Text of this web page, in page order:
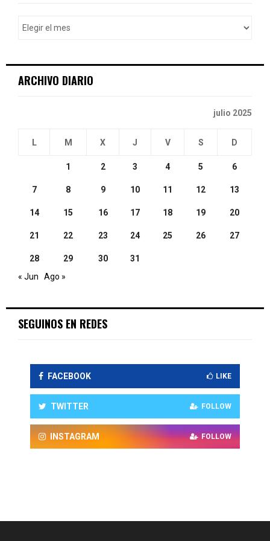
ARCHIVO DIARIO
julio 2025
L M X J V S D
1 2 3 4 5 6
7 8 9 10 11 12 13
14 15 16 17 18 19 20
21 22 23 24 25 26 27
28 29 30
31
« Jun
Ago »
SEGUINOS EN REDES
FACEBOOK LIKE
TWITTER FOLLOW
INSTAGRAM FOLLOW